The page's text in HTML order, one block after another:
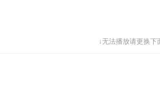
↓无法播放请更换下